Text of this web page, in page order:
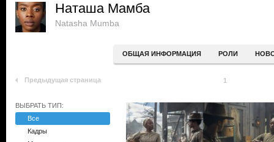
Наташа Мамба
Natasha Mumba
ОБЩАЯ ИНФОРМАЦИЯ РОЛИ
Предыдущая страница 1
ВЫБРАТЬ ТИП:
Все
Кадры